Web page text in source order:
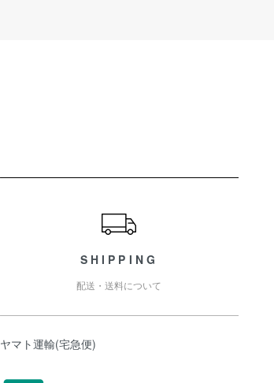
SHIPPING
配送・送料について
ヤマト運輸(宅急便)